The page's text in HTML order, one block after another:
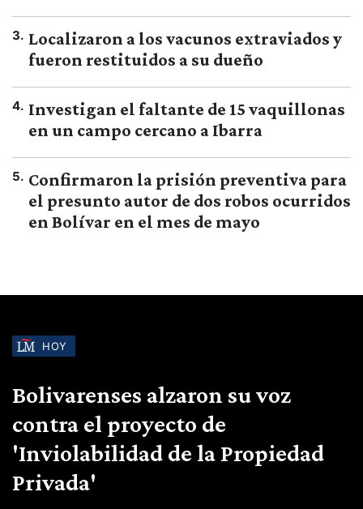
3. Localizaron a los vacunos extraviados y
fueron restituidos a su dueño
4. Investigan el faltante de 15 vaquillonas
en un campo cercano a Ibarra
5. Confirmaron la prisión preventiva para
el presunto autor de dos robos ocurridos
en Bolívar en el mes de mayo
HOY
Bolivarenses alzaron su voz
contra el proyecto de
'Inviolabilidad de la Propiedad
Privada'